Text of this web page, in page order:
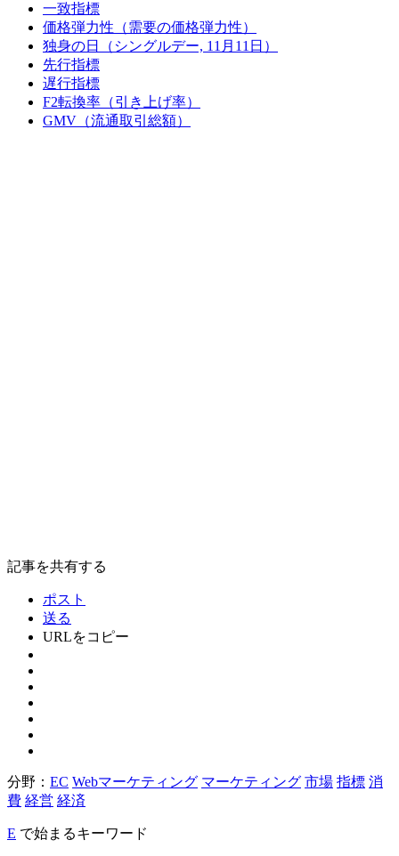
一致指標
価格弾力性（需要の価格弾力性）
独身の日（シングルデー, 11月11日）
先行指標
遅行指標
F2転換率（引き上げ率）
GMV（流通取引総額）
記事を共有する
ポスト
送る
URLをコピー
分野： EC Webマーケティング マーケティング 市場 指標 消
費 経営 経済
E で始まるキーワード